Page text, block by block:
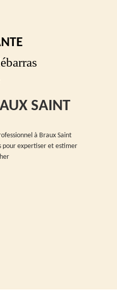
SAINT
à Braux Saint
pour expertiser et estimer